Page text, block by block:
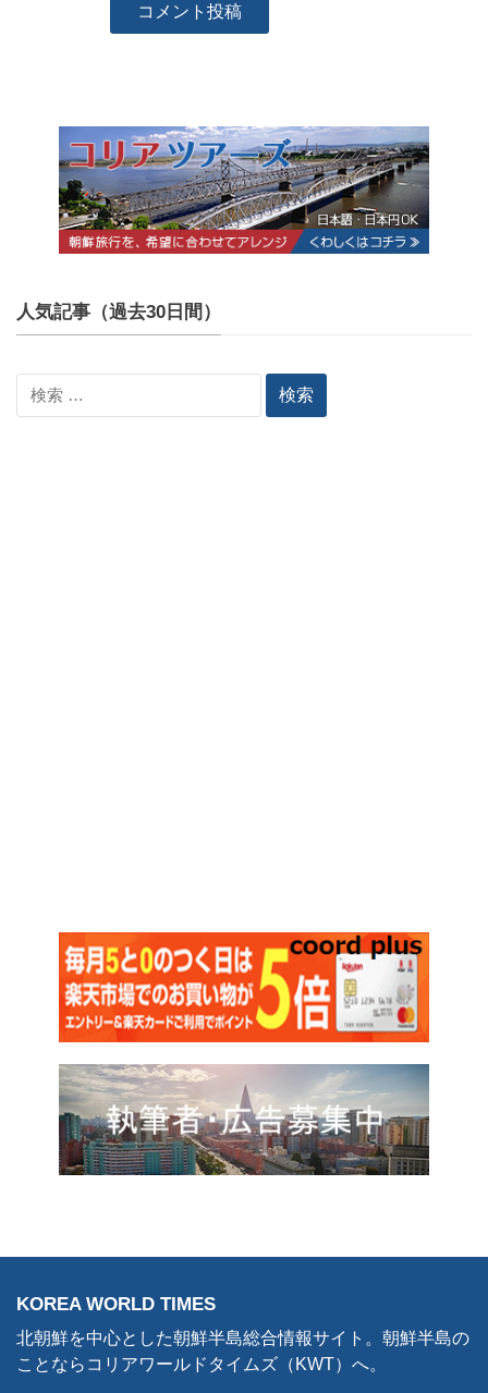
人気記事（過去30日間）
KOREA WORLD TIMES
北朝鮮を中心とした朝鮮半島総合情報サイト。朝鮮半島の
ことならコリアワールドタイムズ（KWT）へ。